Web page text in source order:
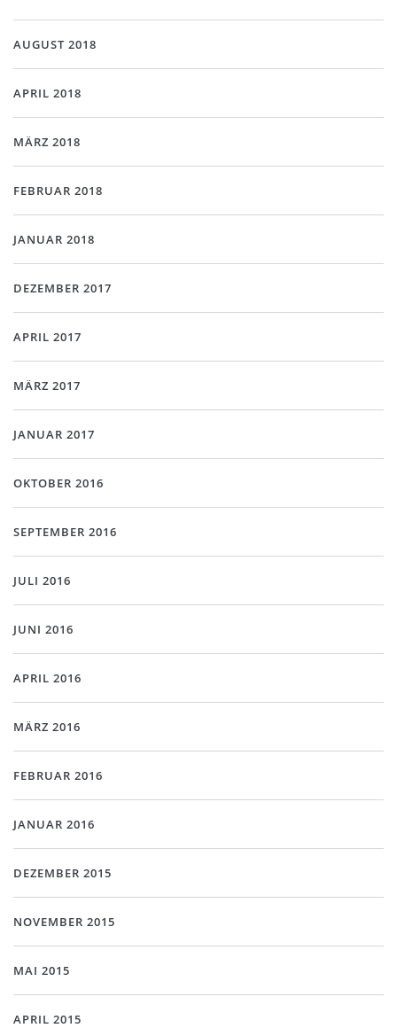
AUGUST 2018
APRIL 2018
MÄRZ 2018
FEBRUAR 2018
JANUAR 2018
DEZEMBER 2017
APRIL 2017
MÄRZ 2017
JANUAR 2017
OKTOBER 2016
SEPTEMBER 2016
JULI 2016
JUNI 2016
APRIL 2016
MÄRZ 2016
FEBRUAR 2016
JANUAR 2016
DEZEMBER 2015
NOVEMBER 2015
MAI 2015
APRIL 2015